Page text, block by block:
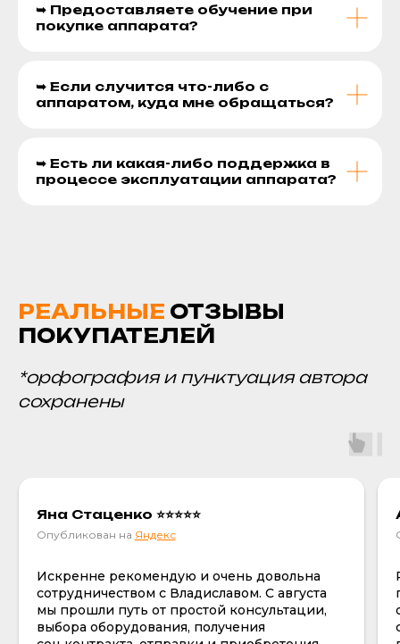
➥ Предоставляете обучение при
покупке аппарата?
➥ Если случится что-либо с
аппаратом, куда мне обращаться?
➥ Есть ли какая-либо поддержка в
процессе эксплуатации аппарата?
РЕАЛЬНЫЕ ОТЗЫВЫ
ПОКУПАТЕЛЕЙ
*орфография и пунктуация автора
сохранены
Яна Стаценко ⭐⭐⭐⭐⭐
Опубликован на Яндекс
Искренне рекомендую и очень довольна
сотрудничеством с Владиславом. С августа
мы прошли путь от простой консультации,
выбора оборудования, получения